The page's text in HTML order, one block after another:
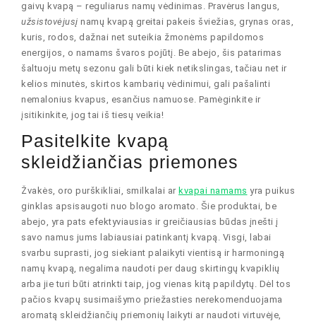
gaivų kvapą – reguliarus namų vėdinimas. Pravėrus langus,
užsistovėjusį namų kvapą greitai pakeis šviežias, grynas oras,
kuris, rodos, dažnai net suteikia žmonėms papildomos
energijos, o namams švaros pojūtį. Be abejo, šis patarimas
šaltuoju metų sezonu gali būti kiek netikslingas, tačiau net ir
kelios minutės, skirtos kambarių vėdinimui, gali pašalinti
nemalonius kvapus, esančius namuose. Pamėginkite ir
įsitikinkite, jog tai iš tiesų veikia!
Pasitelkite kvapą
skleidžiančias priemones
Žvakės, oro purškikliai, smilkalai ar kvapai namams yra puikus
ginklas apsisaugoti nuo blogo aromato. Šie produktai, be
abejo, yra pats efektyviausias ir greičiausias būdas įnešti į
savo namus jums labiausiai patinkantį kvapą. Visgi, labai
svarbu suprasti, jog siekiant palaikyti vientisą ir harmoningą
namų kvapą, negalima naudoti per daug skirtingų kvapiklių
arba jie turi būti atrinkti taip, jog vienas kitą papildytų. Dėl tos
pačios kvapų susimaišymo priežasties nerekomenduojama
aromatą skleidžiančių priemonių laikyti ar naudoti virtuvėje,